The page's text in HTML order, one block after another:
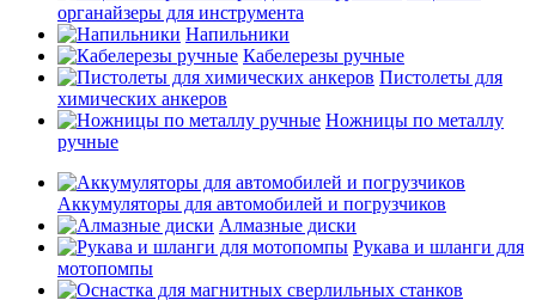
органайзеры для инструмента
Напильники
Кабелерезы ручные
Пистолеты для
химических анкеров
Ножницы по металлу
ручные
Аккумуляторы для автомобилей и погрузчиков
Алмазные диски
Рукава и шланги для
мотопомпы